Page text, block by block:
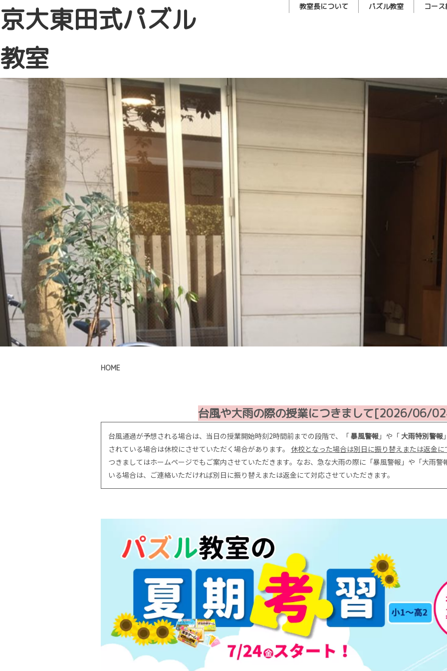
京大東田式パズル
教室
教室長について パズル教室 コー
HOME
台風や大雨の際の授業につきまして[2026/06/
台風通過が予想される場合は、当日の授業開始時刻2時間前までの段階で、「暴風警報 」や「 大雨特別警報
されている場合は休校にさせていただく場合があります。 休校となった場合は別日に振り替えまたは返金
つきましてはホームページでもご案内させていただきます。なお、急な大雨の際に「暴風警報」や「大雨
いる場合は、ご連絡いただければ別日に振り替えまたは返金にて対応させていただきます。